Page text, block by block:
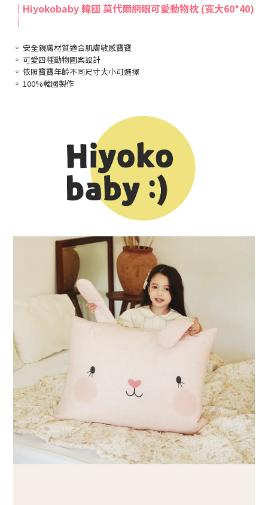
｜ Hiyokobaby 韓國 莫代爾網眼可愛動物枕 (寬大60*40)
｜
◦ 安全親膚材質適合肌膚敏感寶寶
◦ 可愛四種動物圖案設計
◦ 依照寶寶年齡不同尺寸大小可選擇
◦ 100%韓國製作